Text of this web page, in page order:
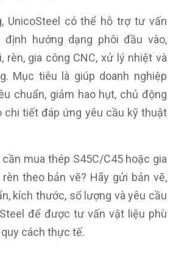
UnicoSteel có thể hỗ trợ tư vấn
định hướng dạng phôi đầu vào,
rèn, gia công CNC, xử lý nhiệt và
Mục tiêu là giúp doanh nghiệp
chuẩn, giảm hao hụt, chủ động
chi tiết đáp ứng yêu cầu kỹ thuật
mua thép S45C/C45 hoặc gia
theo bản vẽ? Hãy gửi bản vẽ,
kích thước, số lượng và yêu cầu
để được tư vấn vật liệu phù
cách thực tế.